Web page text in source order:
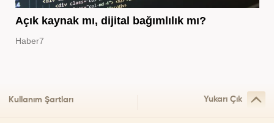
Açık kaynak mı, dijital bağımlılık mı?
Haber7
Kullanım Şartları Yukarı Çık